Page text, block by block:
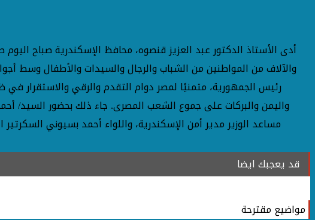
أدى الأستاذ الدكتور عبد العزيز قنصوه، محافظ الإسكندرية صباح
والآلاف من المواطنين من الشباب والرجال والسيدات والأطفال وسط
رئيس الجمهورية، متمنيًا لمصر دوام التقدم والرقي والاستقرار
واليمن والبركات على جموع الشعب المصرى. جاء ذلك بحضور السيد/
مساعد الوزير مدير أمن الإسكندرية، واللواء أحمد بسيوني
قد يعجبك ايضا
مواضيع مقترحة